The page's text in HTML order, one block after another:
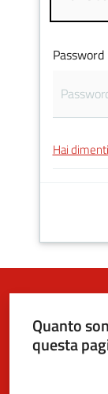
5x1000
argomenti
Password
Hai
Quanto
questa